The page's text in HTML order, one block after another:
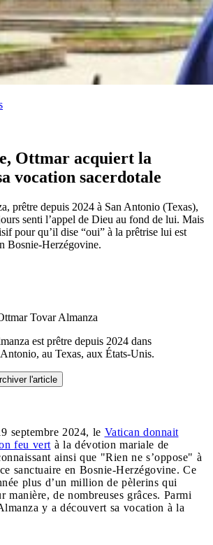
Ottmar acquiert la
vocation sacerdotale
prêtre depuis 2024 à San Antonio (Texas),
senti l’appel de Dieu au fond de lui. Mais
pour qu’il dise “oui” à la prêtrise lui est
Bosnie-Herzégovine.
Tovar Almanza
est prêtre depuis 2024 dans
au Texas, aux États-Unis.
l'article
septembre 2024, le Vatican donnait
feu vert à la dévotion mariale de
ainsi que "Rien ne s’oppose" à
sanctuaire en Bosnie-Herzégovine. Ce
plus d’un million de pèlerins qui
manière, de nombreuses grâces. Parmi
y a découvert sa vocation à la